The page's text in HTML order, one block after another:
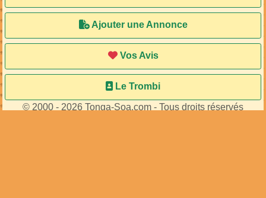
Ajouter une Annonce
Vos Avis
Le Trombi
© 2000 - 2026 Tonga-Soa.com - Tous droits réservés